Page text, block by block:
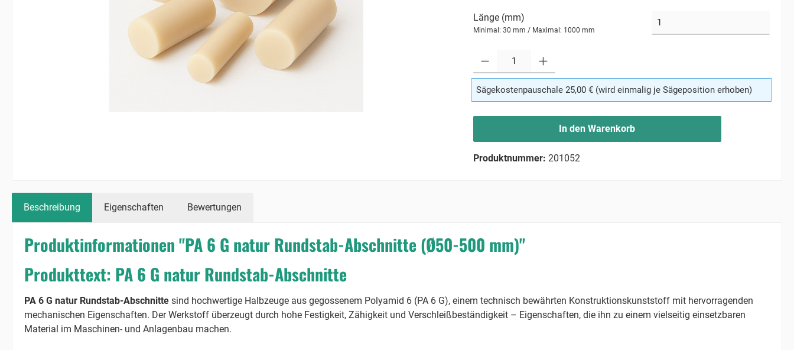
Länge (mm)
Minimal: 30 mm / Maximal: 1000 mm
Sägekostenpauschale 25,00 € (wird einmalig je Sägeposition erhoben)
In den Warenkorb
Produktnummer: 201052
Beschreibung Eigenschaften Bewertungen
Produktinformationen "PA 6 G natur Rundstab-Abschnitte (Ø50-500 mm)"
Produkttext: PA 6 G natur Rundstab-Abschnitte
PA 6 G natur Rundstab-Abschnitte sind hochwertige Halbzeuge aus gegossenem Polyamid 6 (PA 6 G), einem technisch bewährten Konstruktionskunststoff mit hervorragenden
mechanischen Eigenschaften. Der Werkstoff überzeugt durch hohe Festigkeit, Zähigkeit und Verschleißbeständigkeit – Eigenschaften, die ihn zu einem vielseitig einsetzbaren
Material im Maschinen- und Anlagenbau machen.